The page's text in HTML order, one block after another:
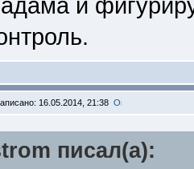
16.05.2014, 21:38
писал(a):